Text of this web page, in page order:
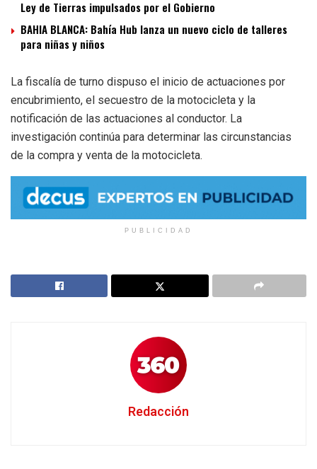
Ley de Tierras impulsados por el Gobierno
BAHIA BLANCA: Bahía Hub lanza un nuevo ciclo de talleres
para niñas y niños
La fiscalía de turno dispuso el inicio de actuaciones por
encubrimiento, el secuestro de la motocicleta y la
notificación de las actuaciones al conductor. La
investigación continúa para determinar las circunstancias
de la compra y venta de la motocicleta.
PUBLICIDAD
Redacción